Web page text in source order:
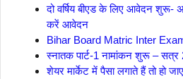
दो वर्षिय बीएड के लिए आवेदन शुरू-
करें आवेदन
Bihar Board Matric Inter
स्नातक पार्ट-1 नामांकन शुरू – सत्र
शेयर मार्केट में पैसा लगाते हैं तो हो